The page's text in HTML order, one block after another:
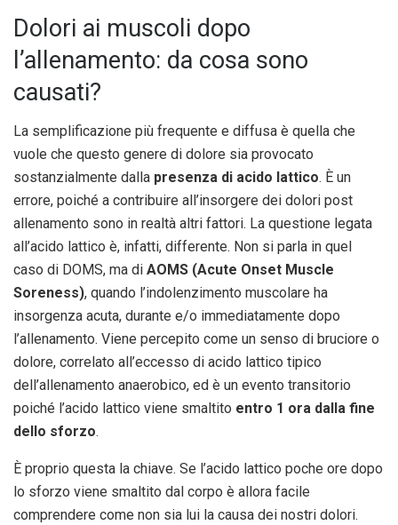
Dolori ai muscoli dopo
l’allenamento: da cosa sono
causati?
La semplificazione più frequente e diffusa è quella che
vuole che questo genere di dolore sia provocato
sostanzialmente dalla presenza di acido lattico. È un
errore, poiché a contribuire all’insorgere dei dolori post
allenamento sono in realtà altri fattori. La questione legata
all’acido lattico è, infatti, differente. Non si parla in quel
caso di DOMS, ma di AOMS (Acute Onset Muscle
Soreness), quando l’indolenzimento muscolare ha
insorgenza acuta, durante e/o immediatamente dopo
l’allenamento. Viene percepito come un senso di bruciore o
dolore, correlato all’eccesso di acido lattico tipico
dell’allenamento anaerobico, ed è un evento transitorio
poiché l’acido lattico viene smaltito entro 1 ora dalla fine
dello sforzo.
È proprio questa la chiave. Se l’acido lattico poche ore dopo
lo sforzo viene smaltito dal corpo è allora facile
comprendere come non sia lui la causa dei nostri dolori.